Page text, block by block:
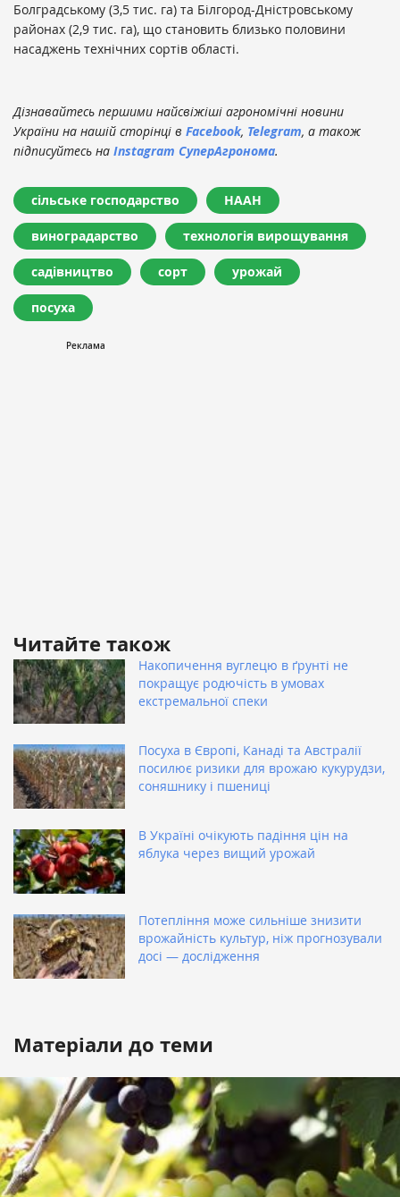
Болградському (3,5 тис. га) та Білгород-Дністровському
районах (2,9 тис. га), що становить близько половини
насаджень технічних сортів області.
Дізнавайтесь першими найсвіжіші агрономічні новини
України на нашій сторінці в Facebook, Telegram, а також
підписуйтесь на Instagram СуперАгронома.
сільське господарство НААН
виноградарство технологія вирощування
садівництво сорт урожай
посуха
Читайте також
Накопичення вуглецю в ґрунті не
покращує родючість в умовах
екстремальної спеки
Посуха в Європі, Канаді та Австралії
посилює ризики для врожаю кукурудзи,
соняшнику і пшениці
В Україні очікують падіння цін на
яблука через вищий урожай
Потепління може сильніше знизити
врожайність культур, ніж прогнозували
досі — дослідження
Матеріали до теми